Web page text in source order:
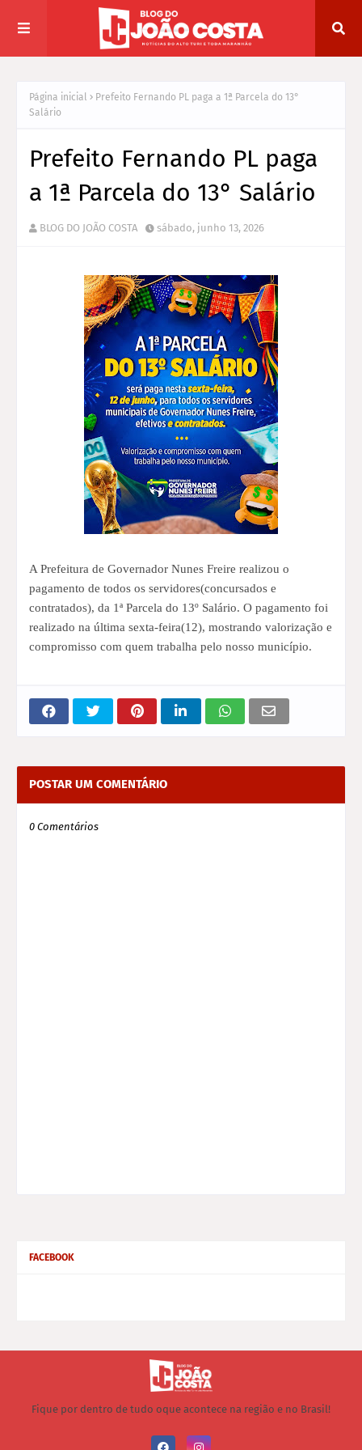
Página inicial
Prefeito Fernando PL paga a 1ª Parcela do 13°
Salário
Prefeito Fernando PL paga
a 1ª Parcela do 13° Salário
BLOG DO JOÃO COSTA sábado, junho 13, 2026
A Prefeitura de Governador Nunes Freire realizou o
pagamento de todos os servidores(concursados e
contratados), da 1ª Parcela do 13º Salário. O pagamento foi
realizado na última sexta-feira(12), mostrando valorização e
compromisso com quem trabalha pelo nosso município.
POSTAR UM COMENTÁRIO
0 Comentários
FACEBOOK
Fique por dentro de tudo oque acontece na região e no Brasil!